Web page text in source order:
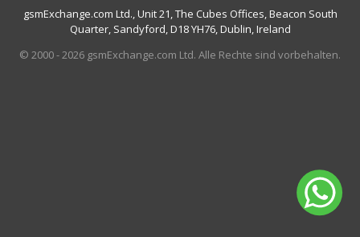
gsmExchange.com Ltd., Unit 21, The Cubes Offices, Beacon South
Quarter, Sandyford, D18 YH76, Dublin, Ireland
© 2000 - 2026 gsmExchange.com Ltd. Alle Rechte sind vorbehalten.